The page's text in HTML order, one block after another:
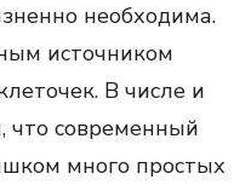
необходима.
источником
В числе и
что современный
много простых